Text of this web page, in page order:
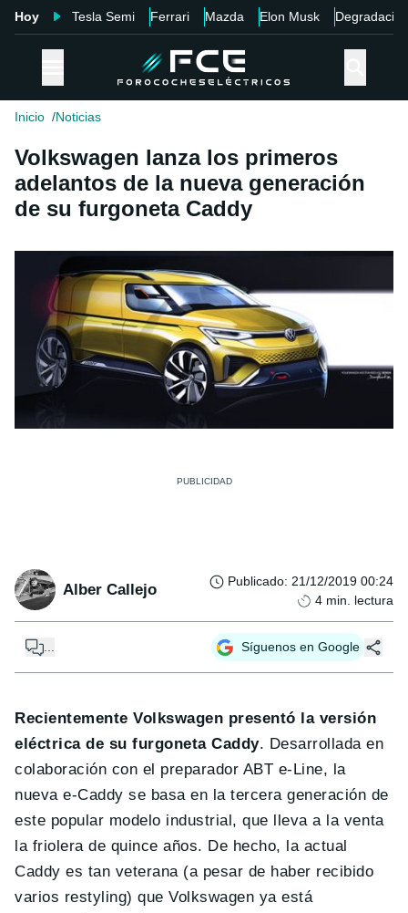
Hoy Tesla Semi Ferrari Mazda Elon Musk Degradación
Inicio Noticias
Volkswagen lanza los primeros
adelantos de la nueva generación
de su furgoneta Caddy
Alber Callejo Publicado: 21/12/2019 00:24
4 min. lectura
... Síguenos en Google
Recientemente Volkswagen presentó la versión
eléctrica de su furgoneta Caddy. Desarrollada en
colaboración con el preparador ABT e-Line, la
nueva e-Caddy se basa en la tercera generación de
este popular modelo industrial, que lleva a la venta
la friolera de quince años. De hecho, la actual
Caddy es tan veterana (a pesar de haber recibido
varios restyling) que Volkswagen ya está